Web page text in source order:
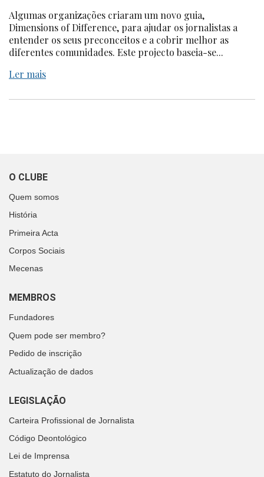
Algumas organizações criaram um novo guia,
Dimensions of Difference, para ajudar os jornalistas a
entender os seus preconceitos e a cobrir melhor as
diferentes comunidades. Este projecto baseia-se...
Ler mais
O CLUBE
Quem somos
História
Primeira Acta
Corpos Sociais
Mecenas
MEMBROS
Fundadores
Quem pode ser membro?
Pedido de inscrição
Actualização de dados
LEGISLAÇÃO
Carteira Profissional de Jornalista
Código Deontológico
Lei de Imprensa
Estatuto do Jornalista